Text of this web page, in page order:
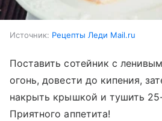
Источник: Рецепты Леди Mail.ru
Поставить сотейник с
огонь, довести до кипения,
накрыть крышкой и тушить
Приятного аппетита!